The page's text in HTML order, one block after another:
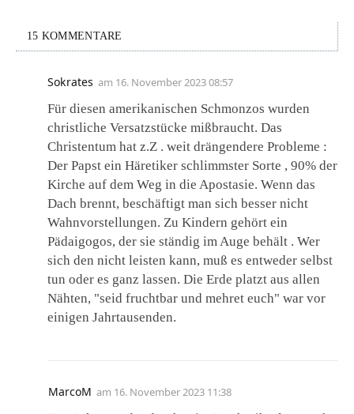
15 KOMMENTARE
Sokrates am 16. November 2023 08:57
Für diesen amerikanischen Schmonzos wurden
christliche Versatzstücke mißbraucht. Das
Christentum hat z.Z . weit drängendere Probleme :
Der Papst ein Häretiker schlimmster Sorte , 90% der
Kirche auf dem Weg in die Apostasie. Wenn das
Dach brennt, beschäftigt man sich besser nicht
Wahnvorstellungen. Zu Kindern gehört ein
Pädaigogos, der sie ständig im Auge behält . Wer
sich den nicht leisten kann, muß es entweder selbst
tun oder es ganz lassen. Die Erde platzt aus allen
Nähten, "seid fruchtbar und mehret euch" war vor
einigen Jahrtausenden.
MarcoM am 16. November 2023 11:38